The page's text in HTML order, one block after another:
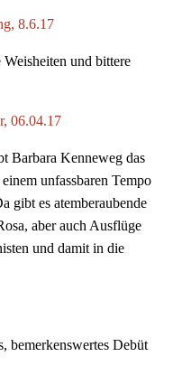
8.6.17
und bittere
06.04.17
Barbara Kenneweg das
unfassbaren Tempo
gibt es atemberaubende
aber auch Ausflüge
und damit in die
bemerkenswertes Debüt